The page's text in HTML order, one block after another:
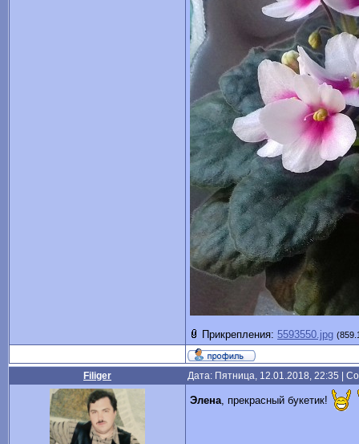
Прикрепления: 5593550.jpg
Filiger Дата: Пятница, 12.01.2018, 22:35 |
Элена , прекрасный букетик!